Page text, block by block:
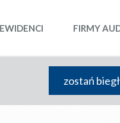
FIRMY
zostań